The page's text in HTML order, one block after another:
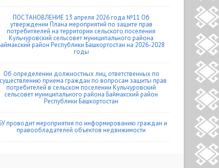
ПОСТАНОВЛЕНИЕ 13 апреля 2026 года №11 Об
утверждении Плана мероприятий по защите прав
потребитяелей на территории сельского поселения
Кульчуровский сельсовет муниципального района
район Республики Башкортостан на 2026-2028
годы
Об определении должностных лиц, ответственных по
приема граждан по вопросам защиты прав
потребителей в сельском поселении Кульчуровский
сельсовет муниципального района Баймакский район
Республики Башкортостан
проводит мероприятия по информированию граждан и
правообладателей объектов недвижимости